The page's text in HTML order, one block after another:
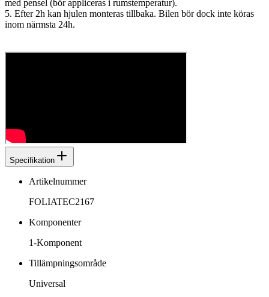
med pensel (bör appliceras i rumstemperatur).
5. Efter 2h kan hjulen monteras tillbaka. Bilen bör dock inte köras
inom närmsta 24h.
Specifikation
Artikelnummer
FOLIATEC2167
Komponenter
1-Komponent
Tillämpningsområde
Universal